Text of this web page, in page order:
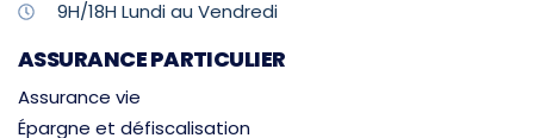
9H/18H Lundi au Vendredi
ASSURANCE PARTICULIER
Assurance vie
Épargne et défiscalisation